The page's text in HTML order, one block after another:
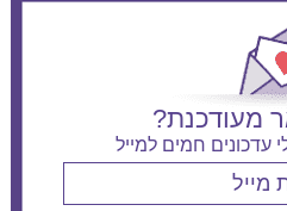
מעודכנת?
עדכונים חמים למייל